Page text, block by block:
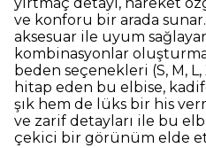
ve konforu bir arada
aksesuar ile uyum
kombinasyonlar
beden seçenekleri (S, M,
hitap eden bu elbise,
şık hem de lüks bir his
ve zarif detayları ile bu
çekici bir görünüm elde